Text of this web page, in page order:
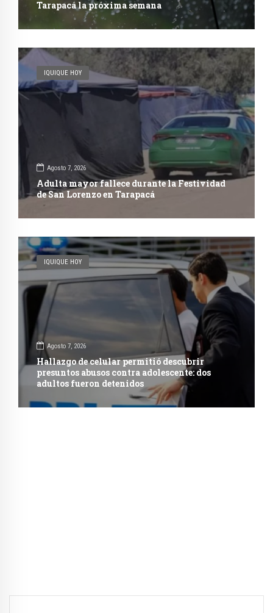
Tarapacá la próxima semana
IQUIQUE HOY
Agosto 7, 2026
Adulta mayor fallece durante la Festividad
de San Lorenzo en Tarapacá
IQUIQUE HOY
Agosto 7, 2026
Hallazgo de celular permitió descubrir
presuntos abusos contra adolescente: dos
adultos fueron detenidos